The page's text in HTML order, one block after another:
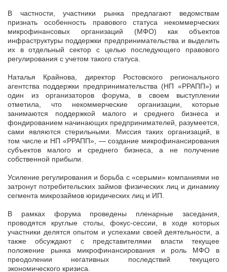
В частности, участники рынка предлагают ведомствам
признать особенность правового статуса некоммерческих
микрофинансовых организаций (МФО) как объектов
инфраструктуры поддержки предпринимательства и выделить
их в отдельный сектор с целью последующего правового
регулирования с учетом такого статуса.
Наталья Крайнова, директор Ростовского регионального
агентства поддержки предпринимательства (НП «РРАПП») и
один из организаторов форума, в своем выступлении
отметила, что некоммерческие организации, которые
занимаются поддержкой малого и среднего бизнеса и
фондированием начинающих предпринимателей, разумеется,
сами являются стерильными. Миссия таких организаций, в
том числе и НП «РРАПП», — создание микрофинансирования
субъектов малого и среднего бизнеса, а не получение
собственной прибыли.
Усиление регулирования и борьба с «серыми» компаниями не
затронут потребительских займов физических лиц и динамику
сегмента микрозаймов юридических лиц и ИП.
В рамках форума проведены пленарные заседания,
проводятся круглые столы, фокус-сессии, в ходе которых
участники делятся опытом и успехами своей деятельности, а
также обсуждают с представителями власти текущее
положение рынка микрофинансирования и роль МФО в
преодолении негативных последствий текущего
экономического кризиса.